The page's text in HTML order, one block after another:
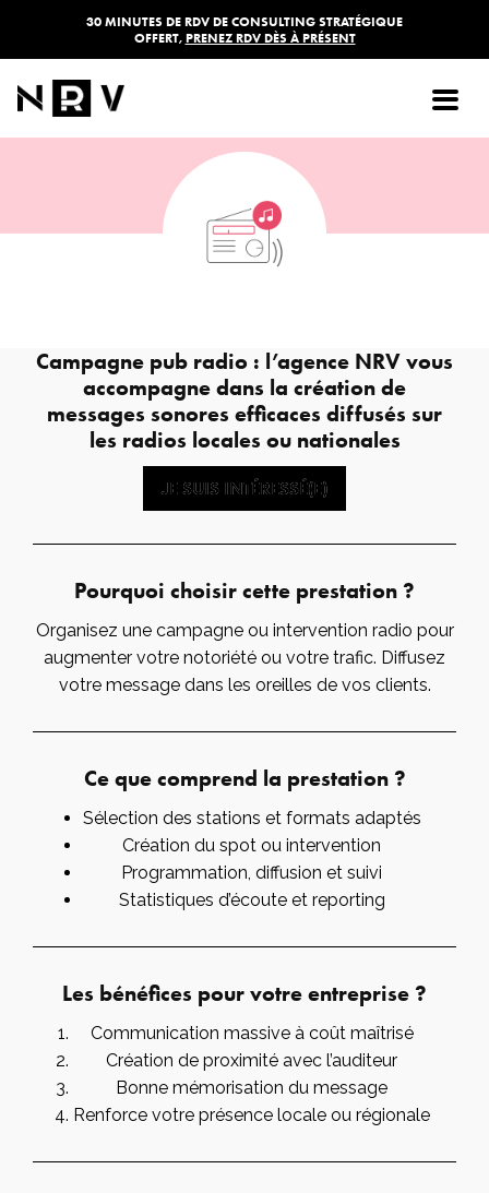
30 MINUTES DE RDV DE CONSULTING STRATÉGIQUE
OFFERT, PRENEZ RDV DÈS À PRÉSENT
Campagne Pub Radio
Campagne pub radio : l’agence NRV vous
accompagne dans la création de
messages sonores efficaces diffusés sur
les radios locales ou nationales
JE SUIS INTÉRESSÉ(E)
JE SUIS INTÉRESSÉ(E)
Pourquoi choisir cette prestation ?
Organisez une campagne ou intervention radio pour
augmenter votre notoriété ou votre trafic. Diffusez
votre message dans les oreilles de vos clients.
Ce que comprend la prestation ?
Sélection des stations et formats adaptés
Création du spot ou intervention
Programmation, diffusion et suivi
Statistiques d’écoute et reporting
Les bénéfices pour votre entreprise ?
Communication massive à coût maîtrisé
Création de proximité avec l’auditeur
Bonne mémorisation du message
Renforce votre présence locale ou régionale